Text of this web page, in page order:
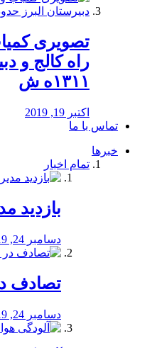
️تصویری
راه كالج و
۱۳۱۱ه ش
اکتبر 19, 2019
تماس با ما
خبرها
تمام اخبار
بازدید
دسامبر 24, 2019
تصادف
دسامبر 24, 2019